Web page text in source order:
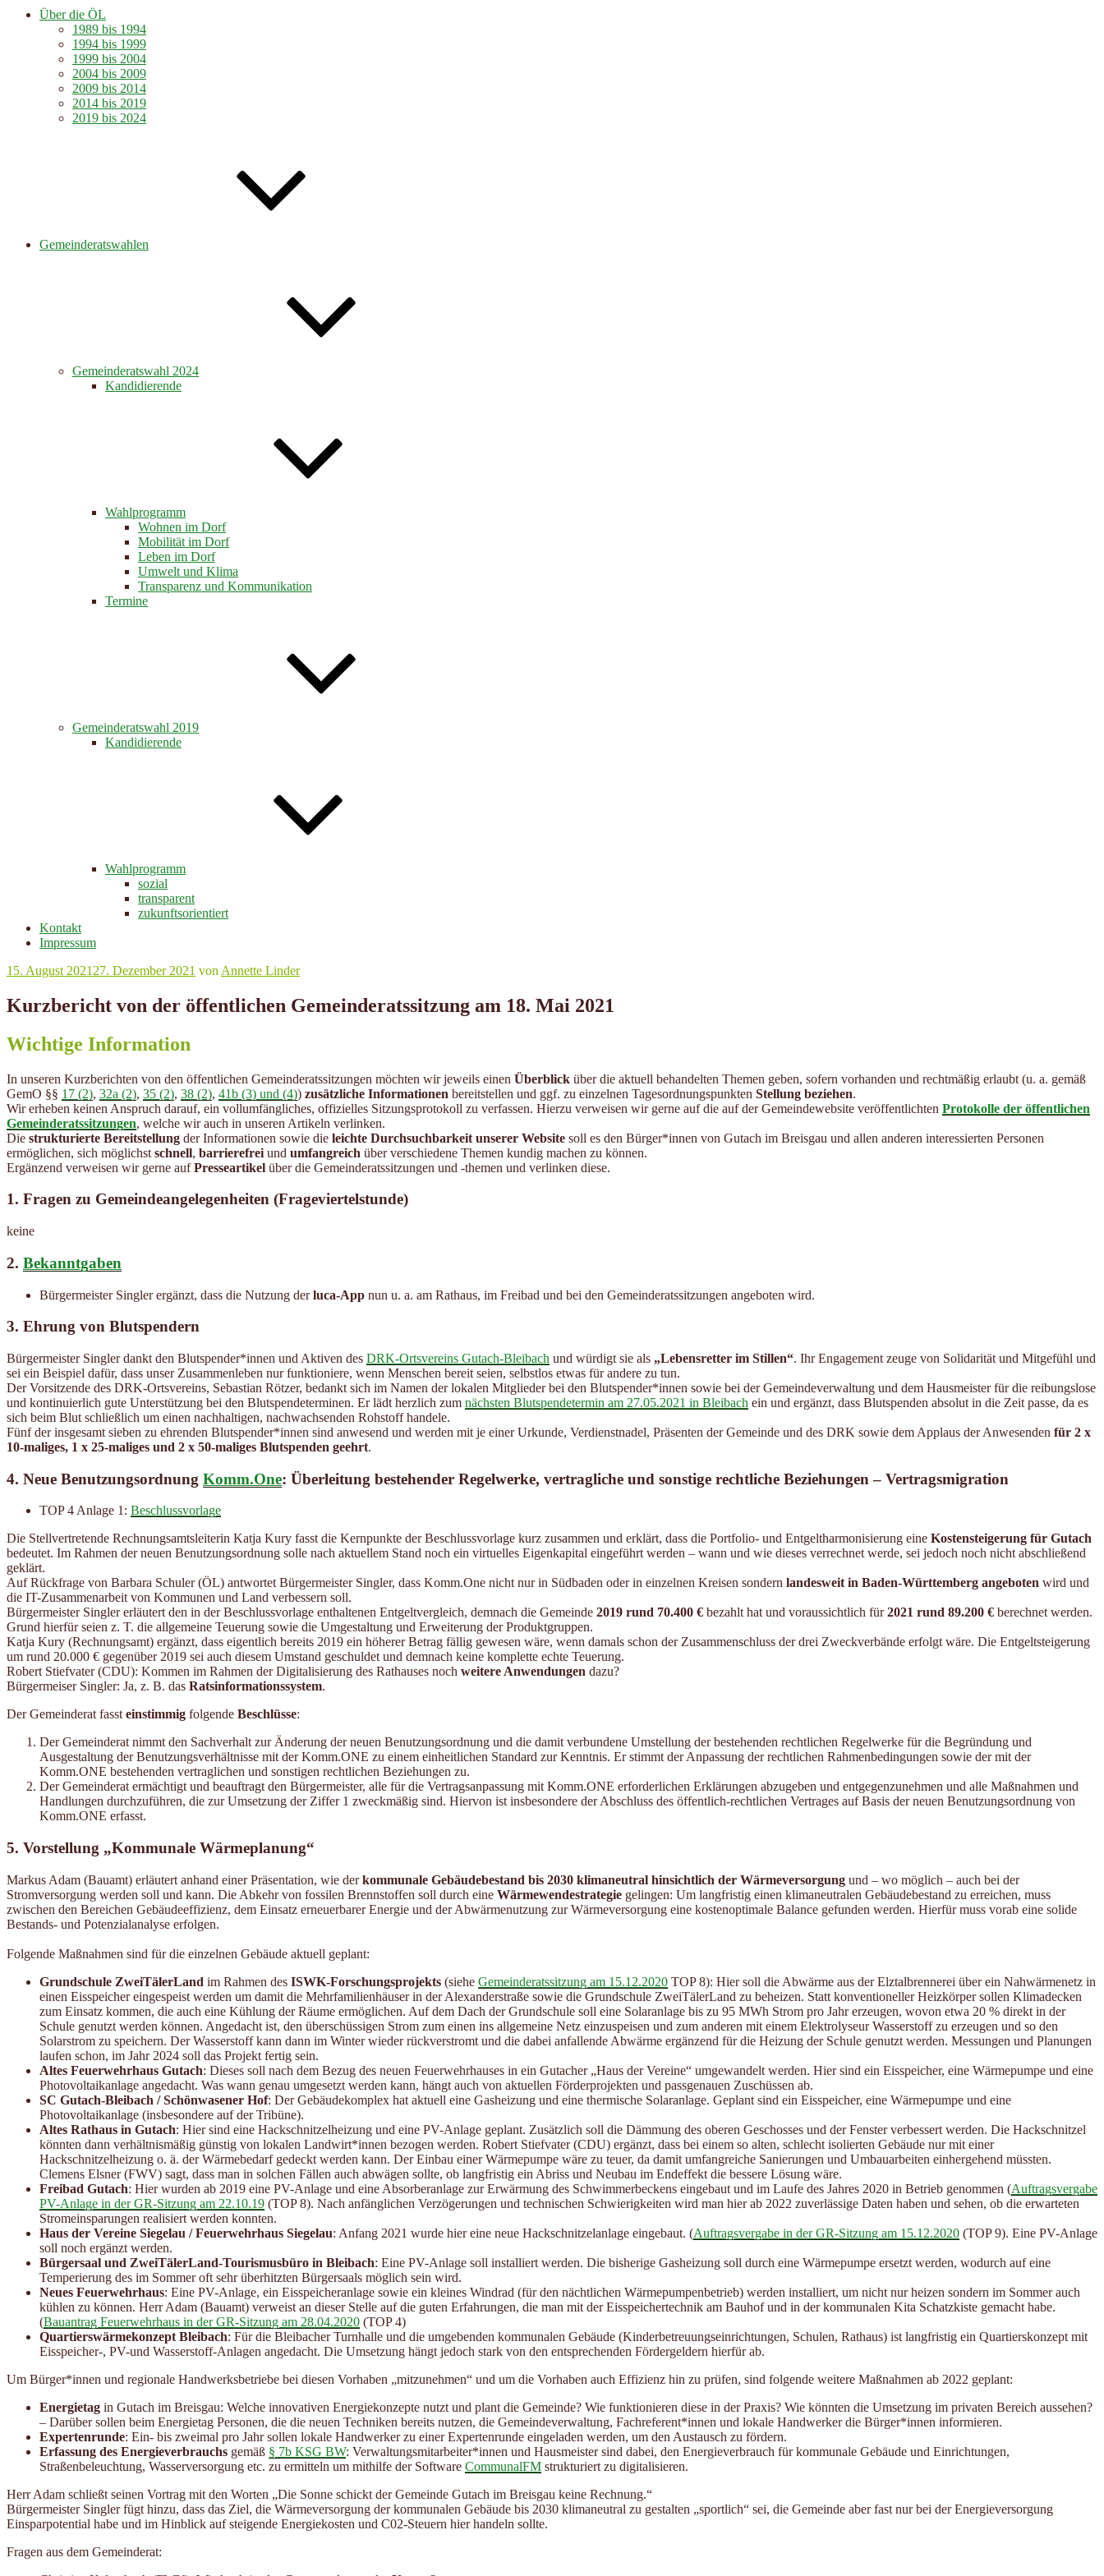
Über die ÖL
1989 bis 1994
1994 bis 1999
1999 bis 2004
2004 bis 2009
2009 bis 2014
2014 bis 2019
2019 bis 2024
Gemeinderatswahlen
Gemeinderatswahl 2024
Kandidierende
Wahlprogramm
Wohnen im Dorf
Mobilität im Dorf
Leben im Dorf
Umwelt und Klima
Transparenz und Kommunikation
Termine
Gemeinderatswahl 2019
Kandidierende
Wahlprogramm
sozial
transparent
zukunftsorientiert
Kontakt
Impressum
Veröffentlicht
15. August 2021 27. Dezember 2021 von Annette Linder
Kurzbericht von der öffentlichen Gemeinderatssitzung am 18. Mai 2021
Wichtige Information
In unseren Kurzberichten von den öffentlichen Gemeinderatssitzungen möchten wir jeweils einen Überblick über die aktuell behandelten Themen geben, sofern vorhanden und rechtmäßig erlaubt (u. a. gemäß
GemO §§ 17 (2), 32a (2), 35 (2), 38 (2), 41b (3) und (4)) zusätzliche Informationen bereitstellen und ggf. zu einzelnen Tagesordnungspunkten Stellung beziehen.
Wir erheben keinen Anspruch darauf, ein vollumfängliches, offizielles Sitzungsprotokoll zu verfassen. Hierzu verweisen wir gerne auf die auf der Gemeindewebsite veröffentlichten Protokolle der öffentlichen
Gemeinderatssitzungen, welche wir auch in unseren Artikeln verlinken.
Die strukturierte Bereitstellung der Informationen sowie die leichte Durchsuchbarkeit unserer Website soll es den Bürger*innen von Gutach im Breisgau und allen anderen interessierten Personen
ermöglichen, sich möglichst schnell, barrierefrei und umfangreich über verschiedene Themen kundig machen zu können.
Ergänzend verweisen wir gerne aufPresseartikel über die Gemeinderatssitzungen und -themen und verlinken diese.
1. Fragen zu Gemeindeangelegenheiten (Frageviertelstunde)
keine
2. Bekanntgaben
Bürgermeister Singler ergänzt, dass die Nutzung derluca-App nun u. a. am Rathaus, im Freibad und bei den Gemeinderatssitzungen angeboten wird.
3. Ehrung von Blutspendern
Bürgermeister Singler dankt den Blutspender*innen und Aktiven des DRK-Ortsvereins Gutach-Bleibach und würdigt sie als „Lebensretter im Stillen“. Ihr Engagement zeuge von Solidarität und Mitgefühl und
sei ein Beispiel dafür, dass unser Zusammenleben nur funktioniere, wenn Menschen bereit seien, selbstlos etwas für andere zu tun.
Der Vorsitzende des DRK-Ortsvereins, Sebastian Rötzer, bedankt sich im Namen der lokalen Mitglieder bei den Blutspender*innen sowie bei der Gemeindeverwaltung und dem Hausmeister für die reibungslose
und kontinuierlich gute Unterstützung bei den Blutspendeterminen. Er lädt herzlich zum nächsten Blutspendetermin am 27.05.2021 in Bleibach ein und ergänzt, dass Blutspenden absolut in die Zeit passe, da es
sich beim Blut schließlich um einen nachhaltigen, nachwachsenden Rohstoff handele.
Fünf der insgesamt sieben zu ehrenden Blutspender*innen sind anwesend und werden mit je einer Urkunde, Verdienstnadel, Präsenten der Gemeinde und des DRK sowie dem Applaus der Anwesenden für 2 x
10-maliges, 1 x 25-maliges und 2 x 50-maliges Blutspenden geehrt.
4. Neue Benutzungsordnung Komm.One: Überleitung bestehender Regelwerke, vertragliche und sonstige rechtliche Beziehungen – Vertragsmigration
TOP 4 Anlage 1: Beschlussvorlage
Die Stellvertretende Rechnungsamtsleiterin Katja Kury fasst die Kernpunkte der Beschlussvorlage kurz zusammen und erklärt, dass die Portfolio- und Entgeltharmonisierung eine Kostensteigerung für Gutach
bedeutet. Im Rahmen der neuen Benutzungsordnung solle nach aktuellem Stand noch ein virtuelles Eigenkapital eingeführt werden – wann und wie dieses verrechnet werde, sei jedoch noch nicht abschließend
geklärt.
Auf Rückfrage von Barbara Schuler (ÖL) antwortet Bürgermeister Singler, dass Komm.One nicht nur in Südbaden oder in einzelnen Kreisen sondern landesweit in Baden-Württemberg angeboten wird und
die IT-Zusammenarbeit von Kommunen und Land verbessern soll.
Bürgermeister Singler erläutert den in der Beschlussvorlage enthaltenen Entgeltvergleich, demnach die Gemeinde 2019 rund 70.400 € bezahlt hat und voraussichtlich für2021 rund 89.200 € berechnet werden.
Grund hierfür seien z. T. die allgemeine Teuerung sowie die Umgestaltung und Erweiterung der Produktgruppen.
Katja Kury (Rechnungsamt) ergänzt, dass eigentlich bereits 2019 ein höherer Betrag fällig gewesen wäre, wenn damals schon der Zusammenschluss der drei Zweckverbände erfolgt wäre. Die Entgeltsteigerung
um rund 20.000 € gegenüber 2019 sei auch diesem Umstand geschuldet und demnach keine komplette echte Teuerung.
Robert Stiefvater (CDU): Kommen im Rahmen der Digitalisierung des Rathauses noch weitere Anwendungen dazu?
Bürgermeiser Singler: Ja, z. B. das Ratsinformationssystem.
Der Gemeinderat fassteinstimmig folgende Beschlüsse:
Der Gemeinderat nimmt den Sachverhalt zur Änderung der neuen Benutzungsordnung und die damit verbundene Umstellung der bestehenden rechtlichen Regelwerke für die Begründung und
Ausgestaltung der Benutzungsverhältnisse mit der Komm.ONE zu einem einheitlichen Standard zur Kenntnis. Er stimmt der Anpassung der rechtlichen Rahmenbedingungen sowie der mit der
Komm.ONE bestehenden vertraglichen und sonstigen rechtlichen Beziehungen zu.
Der Gemeinderat ermächtigt und beauftragt den Bürgermeister, alle für die Vertragsanpassung mit Komm.ONE erforderlichen Erklärungen abzugeben und entgegenzunehmen und alle Maßnahmen und
Handlungen durchzuführen, die zur Umsetzung der Ziffer 1 zweckmäßig sind. Hiervon ist insbesondere der Abschluss des öffentlich-rechtlichen Vertrages auf Basis der neuen Benutzungsordnung von
Komm.ONE erfasst.
5. Vorstellung „Kommunale Wärmeplanung“
Markus Adam (Bauamt) erläutert anhand einer Präsentation, wie derkommunale Gebäudebestand bis 2030 klimaneutral hinsichtlich der Wärmeversorgung und – wo möglich – auch bei der
Stromversorgung werden soll und kann. Die Abkehr von fossilen Brennstoffen soll durch eine Wärmewendestrategie gelingen: Um langfristig einen klimaneutralen Gebäudebestand zu erreichen, muss
zwischen den Bereichen Gebäudeeffizienz, dem Einsatz erneuerbarer Energie und der Abwärmenutzung zur Wärmeversorgung eine kostenoptimale Balance gefunden werden. Hierfür muss vorab eine solide
Bestands- und Potenzialanalyse erfolgen.
Folgende Maßnahmen sind für die einzelnen Gebäude aktuell geplant:
Grundschule ZweiTälerLand im Rahmen des ISWK-Forschungsprojekts (siehe Gemeinderatssitzung am 15.12.2020 TOP 8): Hier soll die Abwärme aus der Elztalbrennerei über ein Nahwärmenetz in
einen Eisspeicher eingespeist werden um damit die Mehrfamilienhäuser in der Alexanderstraße sowie die Grundschule ZweiTälerLand zu beheizen. Statt konventioneller Heizkörper sollen Klimadecken
zum Einsatz kommen, die auch eine Kühlung der Räume ermöglichen. Auf dem Dach der Grundschule soll eine Solaranlage bis zu 95 MWh Strom pro Jahr erzeugen, wovon etwa 20 % direkt in der
Schule genutzt werden können. Angedacht ist, den überschüssigen Strom zum einen ins allgemeine Netz einzuspeisen und zum anderen mit einem Elektrolyseur Wasserstoff zu erzeugen und so den
Solarstrom zu speichern. Der Wasserstoff kann dann im Winter wieder rückverstromt und die dabei anfallende Abwärme ergänzend für die Heizung der Schule genutzt werden. Messungen und Planungen
laufen schon, im Jahr 2024 soll das Projekt fertig sein.
Altes Feuerwehrhaus Gutach: Dieses soll nach dem Bezug des neuen Feuerwehrhauses in ein Gutacher „Haus der Vereine“ umgewandelt werden. Hier sind ein Eisspeicher, eine Wärmepumpe und eine
Photovoltaikanlage angedacht. Was wann genau umgesetzt werden kann, hängt auch von aktuellen Förderprojekten und passgenauen Zuschüssen ab.
SC Gutach-Bleibach / Schönwasener Hof: Der Gebäudekomplex hat aktuell eine Gasheizung und eine thermische Solaranlage. Geplant sind ein Eisspeicher, eine Wärmepumpe und eine
Photovoltaikanlage (insbesondere auf der Tribüne).
Altes Rathaus in Gutach: Hier sind eine Hackschnitzelheizung und eine PV-Anlage geplant. Zusätzlich soll die Dämmung des oberen Geschosses und der Fenster verbessert werden. Die Hackschnitzel
könnten dann verhältnismäßig günstig von lokalen Landwirt*innen bezogen werden. Robert Stiefvater (CDU) ergänzt, dass bei einem so alten, schlecht isolierten Gebäude nur mit einer
Hackschnitzelheizung o. ä. der Wärmebedarf gedeckt werden kann. Der Einbau einer Wärmepumpe wäre zu teuer, da damit umfangreiche Sanierungen und Umbauarbeiten einhergehend müssten.
Clemens Elsner (FWV) sagt, dass man in solchen Fällen auch abwägen sollte, ob langfristig ein Abriss und Neubau im Endeffekt die bessere Lösung wäre.
Freibad Gutach: Hier wurden ab 2019 eine PV-Anlage und eine Absorberanlage zur Erwärmung des Schwimmerbeckens eingebaut und im Laufe des Jahres 2020 in Betrieb genommen (Auftragsvergabe
PV-Anlage in der GR-Sitzung am 22.10.19 (TOP 8). Nach anfänglichen Verzögerungen und technischen Schwierigkeiten wird man hier ab 2022 zuverlässige Daten haben und sehen, ob die erwarteten
Stromeinsparungen realisiert werden konnten.
Haus der Vereine Siegelau / Feuerwehrhaus Siegelau: Anfang 2021 wurde hier eine neue Hackschnitzelanlage eingebaut. (Auftragsvergabe in der GR-Sitzung am 15.12.2020 (TOP 9). Eine PV-Anlage
soll noch ergänzt werden.
Bürgersaal und ZweiTälerLand-Tourismusbüro in Bleibach: Eine PV-Anlage soll installiert werden. Die bisherige Gasheizung soll durch eine Wärmepumpe ersetzt werden, wodurch auf eine
Temperierung des im Sommer oft sehr überhitzten Bürgersaals möglich sein wird.
Neues Feuerwehrhaus: Eine PV-Anlage, ein Eisspeicheranlage sowie ein kleines Windrad (für den nächtlichen Wärmepumpenbetrieb) werden installiert, um nicht nur heizen sondern im Sommer auch
kühlen zu können. Herr Adam (Bauamt) verweist an dieser Stelle auf die guten Erfahrungen, die man mit der Eisspeichertechnik am Bauhof und in der kommunalen Kita Schatzkiste gemacht habe.
(Bauantrag Feuerwehrhaus in der GR-Sitzung am 28.04.2020 (TOP 4)
Quartierswärmekonzept Bleibach: Für die Bleibacher Turnhalle und die umgebenden kommunalen Gebäude (Kinderbetreuungseinrichtungen, Schulen, Rathaus) ist langfristig ein Quartierskonzept mit
Eisspeicher-, PV-und Wasserstoff-Anlagen angedacht. Die Umsetzung hängt jedoch stark von den entsprechenden Fördergeldern hierfür ab.
Um Bürger*innen und regionale Handwerksbetriebe bei diesen Vorhaben „mitzunehmen“ und um die Vorhaben auch Effizienz hin zu prüfen, sind folgende weitere Maßnahmen ab 2022 geplant:
Energietag in Gutach im Breisgau: Welche innovativen Energiekonzepte nutzt und plant die Gemeinde? Wie funktionieren diese in der Praxis? Wie könnten die Umsetzung im privaten Bereich aussehen?
– Darüber sollen beim Energietag Personen, die die neuen Techniken bereits nutzen, die Gemeindeverwaltung, Fachreferent*innen und lokale Handwerker die Bürger*innen informieren.
Expertenrunde: Ein- bis zweimal pro Jahr sollen lokale Handwerker zu einer Expertenrunde eingeladen werden, um den Austausch zu fördern.
Erfassung des Energieverbrauchs gemäß § 7b KSG BW: Verwaltungsmitarbeiter*innen und Hausmeister sind dabei, den Energieverbrauch für kommunale Gebäude und Einrichtungen,
Straßenbeleuchtung, Wasserversorgung etc. zu ermitteln um mithilfe der Software CommunalFM strukturiert zu digitalisieren.
Herr Adam schließt seinen Vortrag mit den Worten „Die Sonne schickt der Gemeinde Gutach im Breisgau keine Rechnung.“
Bürgermeister Singler fügt hinzu, dass das Ziel, die Wärmeversorgung der kommunalen Gebäude bis 2030 klimaneutral zu gestalten „sportlich“ sei, die Gemeinde aber fast nur bei der Energieversorgung
Einsparpotential habe und im Hinblick auf steigende Energiekosten und C02-Steuern hier handeln sollte.
Fragen aus dem Gemeinderat: